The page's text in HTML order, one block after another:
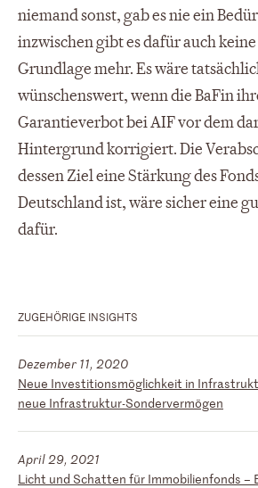
niemand sonst, gab es nie ein
inzwischen gibt es dafür auch
Grundlage mehr. Es wäre
wünschenswert, wenn die BaFin
Garantieverbot bei AIF vor dem
Hintergrund korrigiert. Die
dessen Ziel eine Stärkung des
Deutschland ist, wäre sicher eine
dafür.
ZUGEHÖRIGE INSIGHTS
Neue Investitionsmöglichkeit in
neue Infrastruktur-Sondervermögen
Dezember 11, 2020
Licht und Schatten für Immobilienfonds –
April 29, 2021